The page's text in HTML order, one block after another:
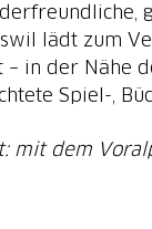
lädt zum
– in der Nähe
Spiel-,
mit dem